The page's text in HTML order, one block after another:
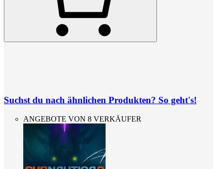
Suchst du nach ähnlichen Produkten? So geht's!
ANGEBOTE VON 8 VERKÄUFER